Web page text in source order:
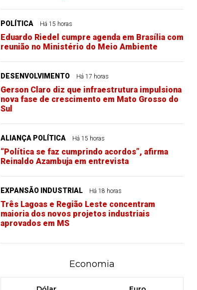
POLÍTICA Há 15 horas
Eduardo Riedel cumpre agenda em Brasília com
reunião no Ministério do Meio Ambiente
DESENVOLVIMENTO Há 17 horas
Gerson Claro diz que infraestrutura impulsiona
nova fase de crescimento em Mato Grosso do
Sul
ALIANÇA POLÍTICA Há 15 horas
“Política se faz cumprindo acordos”, afirma
Reinaldo Azambuja em entrevista
EXPANSÃO INDUSTRIAL Há 18 horas
Três Lagoas e Região Leste concentram
maioria dos novos projetos industriais
aprovados em MS
Economia